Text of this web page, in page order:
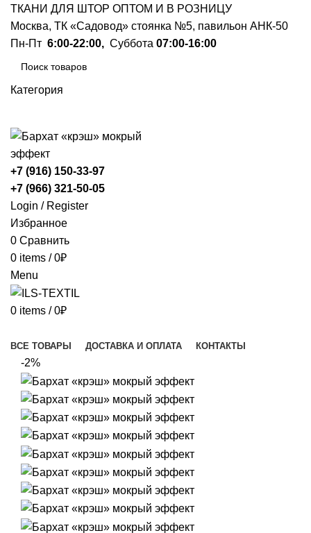
ТКАНИ ДЛЯ ШТОР ОПТОМ И В РОЗНИЦУ
Москва, ТК «Садовод» стоянка №5, павильон АНК-50
Пн-Пт 6:00-22:00, Суббота 07:00-16:00
Категория
+7 (916) 150-33-97
+7 (966) 321-50-05
Login / Register
Избранное
0 Сравнить
0 items / 0₽
Menu
0 items / 0₽
ВСЕ ТОВАРЫ ДОСТАВКА И ОПЛАТА КОНТАКТЫ
-2%